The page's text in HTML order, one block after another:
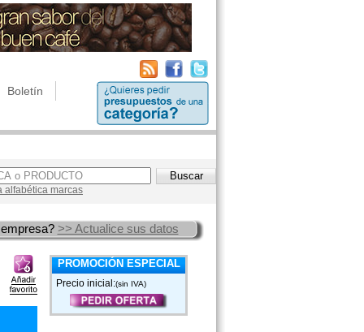
Boletín
alfabética marcas
>> Actualice sus datos
PROMOCIÓN ESPECIAL
Precio inicial:(sin IVA)